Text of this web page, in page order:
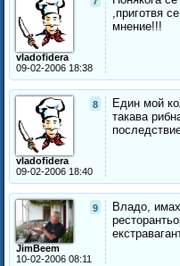
vladofidera
09-02-2006 18:38
,приготвя
мнение!!!
8
vladofidera
09-02-2006 18:40
Един мой
такава
9
JimBeem
10-02-2006 08:11
Владо,